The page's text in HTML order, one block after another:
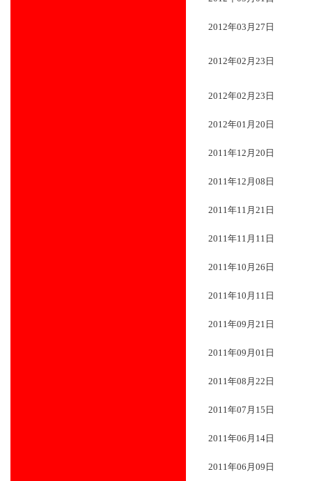
2012年03月27日
2012年02月23日
2012年02月23日
2012年01月20日
2011年12月20日
2011年12月08日
2011年11月21日
2011年11月11日
2011年10月26日
2011年10月11日
2011年09月21日
2011年09月01日
2011年08月22日
2011年07月15日
2011年06月14日
2011年06月09日